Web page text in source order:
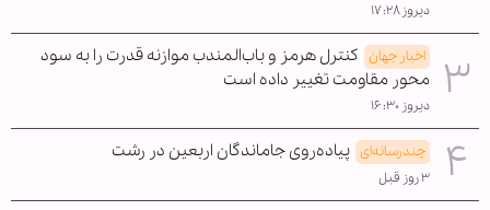
دیروز ۱۷:۲۸
اخبار جهان کنترل هرمز و باب‌المندب موازنه قدرت را به سود
محور مقاومت تغییر داده است
دیروز ۱۶:۳۰
چندرسانه‌ای پیاده‌روی جاماندگان اربعین در رشت
۳ روز قبل